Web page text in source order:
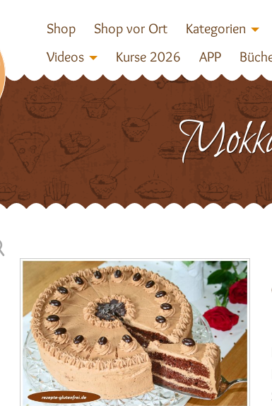
Shop Shop vor Ort Kategorien
Videos
Kurse 2026 APP